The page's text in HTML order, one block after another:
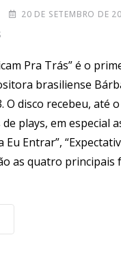
20 DE SETEMBRO DE
Pra Trás” é o
brasiliense
O disco recebeu, até
plays, em especial
Eu Entrar”,
as quatro principais